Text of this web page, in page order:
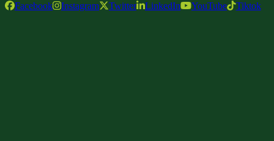
Facebook Instagram Twitter LinkedIn YouTube Tiktok